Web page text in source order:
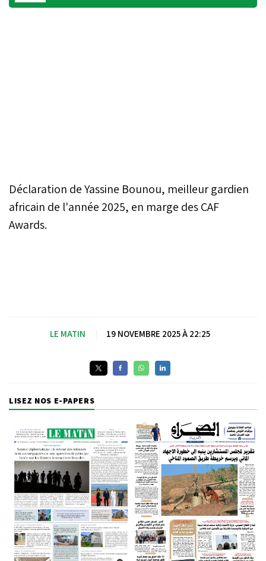
Déclaration de Yassine Bounou, meilleur gardien
africain de l'année 2025, en marge des CAF
Awards.
LE MATIN 19 NOVEMBRE 2025 À 22:25
LISEZ NOS E-PAPERS